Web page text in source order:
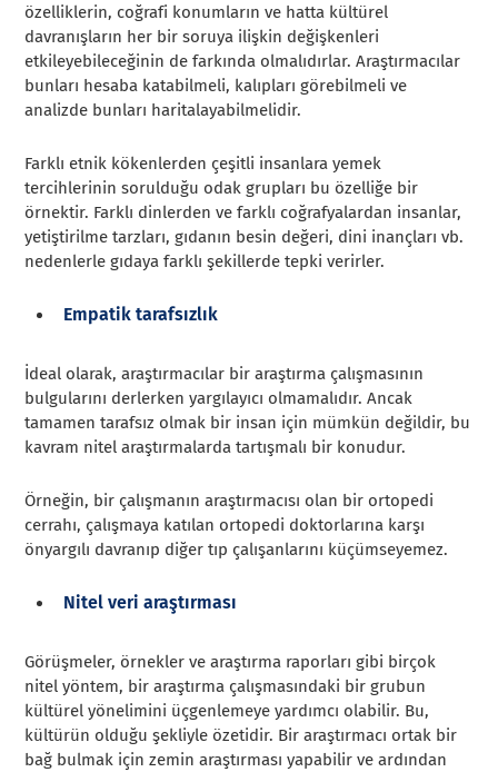
özelliklerin, coğrafi konumların ve hatta kültürel
davranışların her bir soruya ilişkin değişkenleri
etkileyebileceğinin de farkında olmalıdırlar. Araştırmacılar
bunları hesaba katabilmeli, kalıpları görebilmeli ve
analizde bunları haritalayabilmelidir.
Farklı etnik kökenlerden çeşitli insanlara yemek
tercihlerinin sorulduğu odak grupları bu özelliğe bir
örnektir. Farklı dinlerden ve farklı coğrafyalardan insanlar,
yetiştirilme tarzları, gıdanın besin değeri, dini inançları vb.
nedenlerle gıdaya farklı şekillerde tepki verirler.
Empatik tarafsızlık
İdeal olarak, araştırmacılar bir araştırma çalışmasının
bulgularını derlerken yargılayıcı olmamalıdır. Ancak
tamamen tarafsız olmak bir insan için mümkün değildir, bu
kavram nitel araştırmalarda tartışmalı bir konudur.
Örneğin, bir çalışmanın araştırmacısı olan bir ortopedi
cerrahı, çalışmaya katılan ortopedi doktorlarına karşı
önyargılı davranıp diğer tıp çalışanlarını küçümseyemez.
Nitel veri araştırması
Görüşmeler, örnekler ve araştırma raporları gibi birçok
nitel yöntem, bir araştırma çalışmasındaki bir grubun
kültürel yönelimini üçgenlemeye yardımcı olabilir. Bu,
kültürün olduğu şekliyle özetidir. Bir araştırmacı ortak bir
bağ bulmak için zemin araştırması yapabilir ve ardından